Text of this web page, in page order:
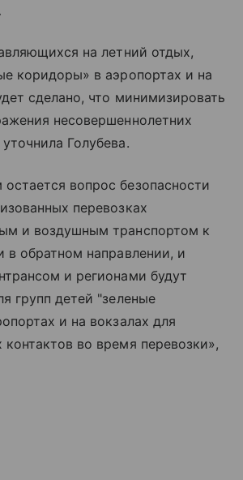
на летний отдых,
коридоры» в аэропортах и на
сделано, что минимизировать
несовершеннолетних
Голубева.
вопрос безопасности
перевозках
и воздушным транспортом к
в обратном направлении, и
и регионами будут
групп детей "зеленые
и на вокзалах для
во время перевозки»,